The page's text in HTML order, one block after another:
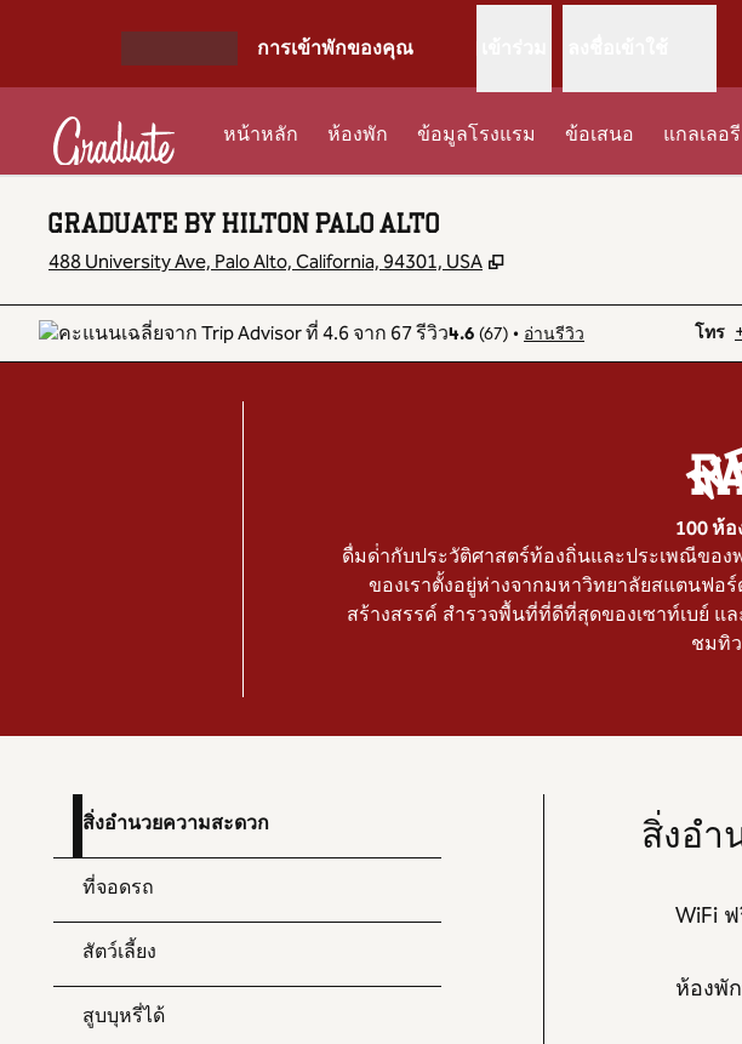
การเข้าพักของคุณ
หน้าหลัก ห้องพัก ข้อมูลโรงแรม ข้อเสนอ แกลเลอรี
GRADUATE BY HILTON PALO ALTO
488 University Ave, Palo Alto, California, 94301, USA ,
4.6 (67) • อ่านรีวิว โทร
โทร
100 ห้
ดื่มด่ํากับประวัติศาสตร์ท้องถิ่นและประเพณีของ
ของเราตั้งอยู่ห่างจากมหาวิทยาลัยสแตนฟอ
สร้างสรรค์ สํารวจพื้นที่ที่ดีที่สุดของเซาท์เบย์ แ
ชมทิว
สิ่งอำนวยความสะดวก
ที่จอดรถ
สัตว์เลี้ยง
สูบบุหรี่ได้
สิ่งอำ
WiFi
ห้องพั